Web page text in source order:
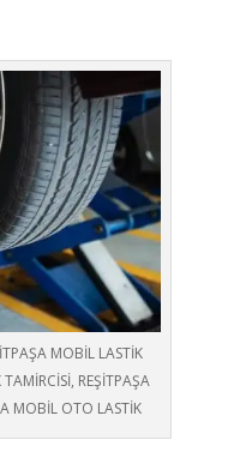
MOBİL LASTİK
REŞİTPAŞA
MOBİL OTO LASTİK